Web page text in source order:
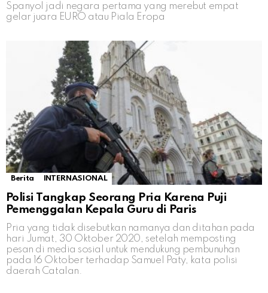
Spanyol jadi negara pertama yang merebut empat
gelar juara EURO atau Piala Eropa
Berita INTERNASIONAL
Polisi Tangkap Seorang Pria Karena Puji
Pemenggalan Kepala Guru di Paris
Pria yang tidak disebutkan namanya dan ditahan pada
hari Jumat, 30 Oktober 2020, setelah memposting
pesan di media sosial untuk mendukung pembunuhan
pada 16 Oktober terhadap Samuel Paty, kata polisi
daerah Catalan.